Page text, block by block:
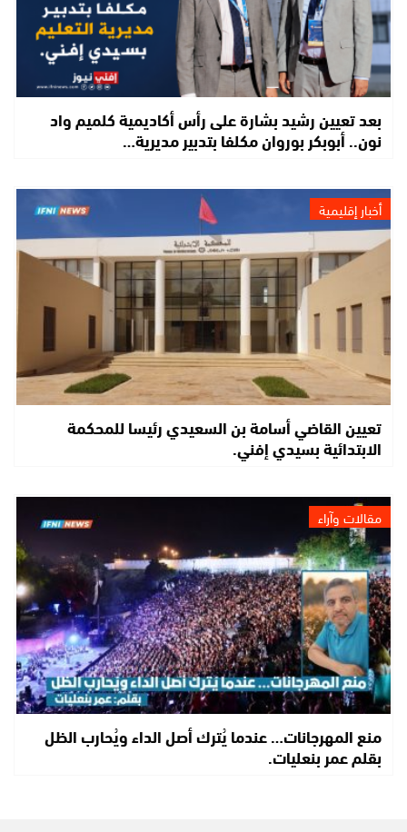
بعد تعيين رشيد بشارة على رأس أكاديمية كلميم واد
نون.. أبوبكر بوروان مكلفا بتدبير مديرية…
أخبار إقليمية
تعيين القاضي أسامة بن السعيدي رئيسا للمحكمة
الابتدائية بسيدي إفني.
مقالات وآراء
منع المهرجانات… عندما يُترك أصل الداء ويُحارب الظل
بقلم عمر بنعليات.